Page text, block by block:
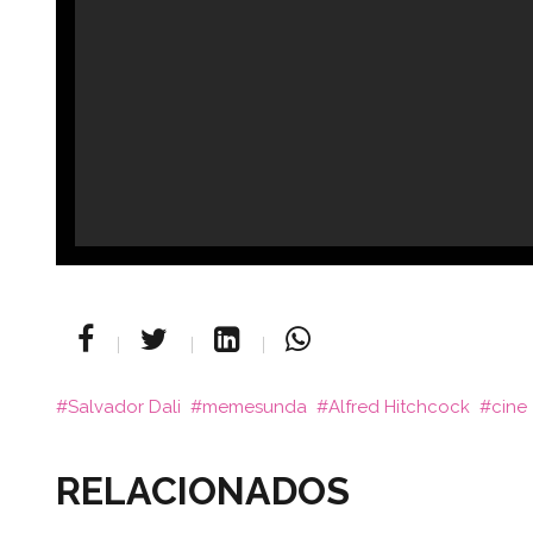
Salvador Dali memesunda Alfred Hitchcock cine
RELACIONADOS